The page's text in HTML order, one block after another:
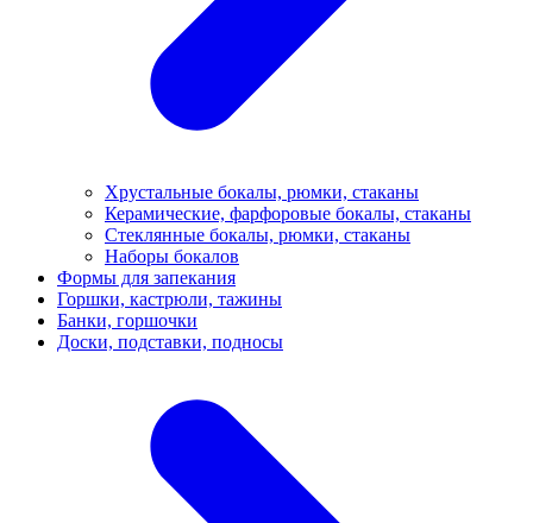
Хрустальные бокалы, рюмки, стаканы
Керамические, фарфоровые бокалы, стаканы
Стеклянные бокалы, рюмки, стаканы
Наборы бокалов
Формы для запекания
Горшки, кастрюли, тажины
Банки, горшочки
Доски, подставки, подносы